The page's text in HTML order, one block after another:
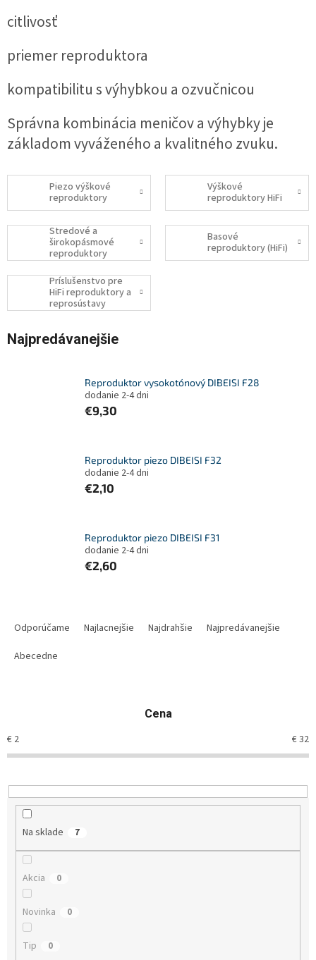
citlivosť
priemer reproduktora
kompatibilitu s výhybkou a ozvučnicou
Správna kombinácia meničov a výhybky je
základom vyváženého a kvalitného zvuku.
Piezo výškové
reproduktory
Výškové
reproduktory HiFi
Stredové a
širokopásmové
reproduktory
Basové
reproduktory (HiFi)
Príslušenstvo pre
HiFi reproduktory a
reprosústavy
Najpredávanejšie
Reproduktor vysokotónový DIBEISI F28
dodanie 2-4 dni
€9,30
Reproduktor piezo DIBEISI F32
dodanie 2-4 dni
€2,10
Reproduktor piezo DIBEISI F31
dodanie 2-4 dni
€2,60
r
o
u
k
Odporúčame Najlacnejšie Najdrahšie
Najpredávanejšie
Abecedne
Cena
€ 2 €32
Na sklade 7
Akcia 0
Novinka 0
Tip 0